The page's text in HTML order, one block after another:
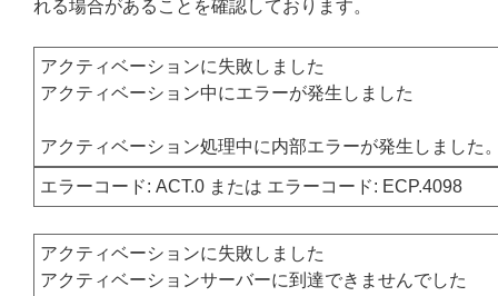
れる場合があることを確認しております。
アクティベーションに失敗しました
アクティベーション中にエラーが発生しました
アクティベーション処理中に内部エラーが発生しました
エラーコード: ACT.0 または エラーコード: ECP.4098
アクティベーションに失敗しました
アクティベーションサーバーに到達できませんでした